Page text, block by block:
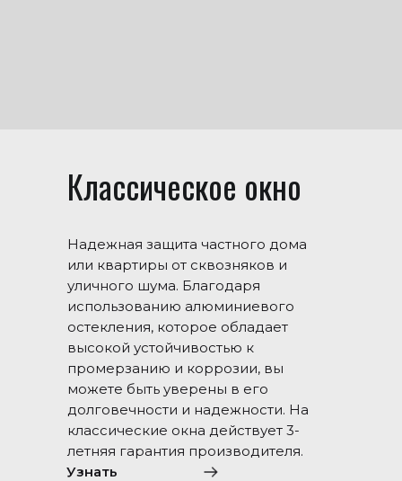
Классическое окно
Надежная защита частного дома
или квартиры от сквозняков и
уличного шума. Благодаря
использованию алюминиевого
остекления, которое обладает
высокой устойчивостью к
промерзанию и коррозии, вы
можете быть уверены в его
долговечности и надежности. На
классические окна действует 3-
летняя гарантия производителя.
Узнать